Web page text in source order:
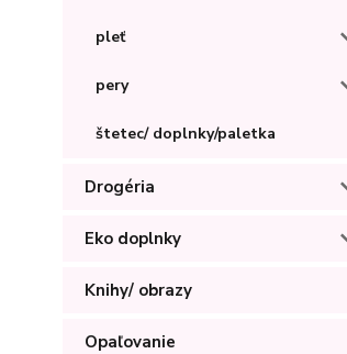
pleť
pery
štetec/ doplnky/paletka
Drogéria
Eko doplnky
Knihy/ obrazy
Opaľovanie